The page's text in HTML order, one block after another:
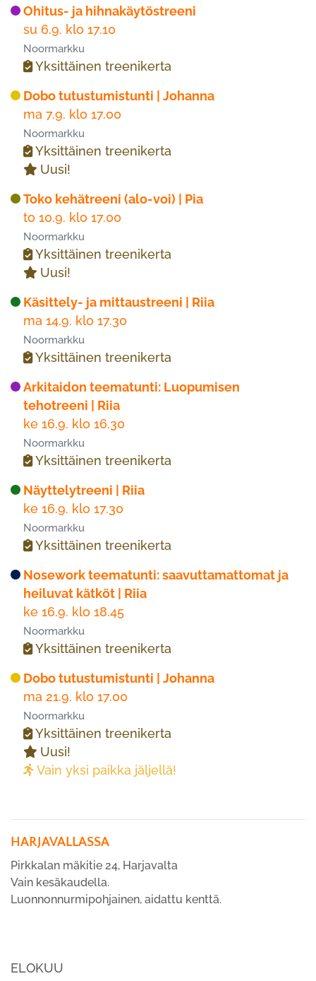
Ohitus- ja hihnakäytöstreeni
su 6.9. klo 17.10
Noormarkku
Yksittäinen treenikerta
Dobo tutustumistunti | Johanna
ma 7.9. klo 17.00
Noormarkku
Yksittäinen treenikerta
Uusi!
Toko kehätreeni (alo-voi) | Pia
to 10.9. klo 17.00
Noormarkku
Yksittäinen treenikerta
Uusi!
Käsittely- ja mittaustreeni | Riia
ma 14.9. klo 17.30
Noormarkku
Yksittäinen treenikerta
Arkitaidon teematunti: Luopumisen
tehotreeni | Riia
ke 16.9. klo 16.30
Noormarkku
Yksittäinen treenikerta
Näyttelytreeni | Riia
ke 16.9. klo 17.30
Noormarkku
Yksittäinen treenikerta
Nosework teematunti: saavuttamattomat ja
heiluvat kätköt | Riia
ke 16.9. klo 18.45
Noormarkku
Yksittäinen treenikerta
Dobo tutustumistunti | Johanna
ma 21.9. klo 17.00
Noormarkku
Yksittäinen treenikerta
Uusi!
Vain yksi paikka jäljellä!
HARJAVALLASSA
Pirkkalan mäkitie 24, Harjavalta
Vain kesäkaudella.
Luonnonnurmipohjainen, aidattu kenttä.
ELOKUU